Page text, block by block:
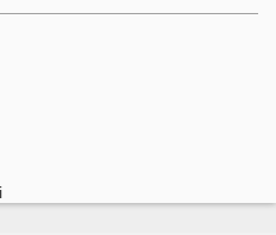
чоловіків за знаком Зодіаку